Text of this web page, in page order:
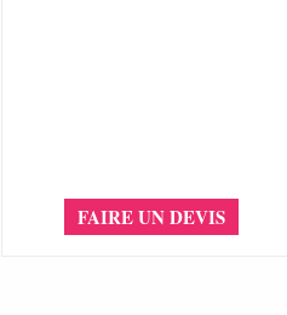
FAIRE UN DEVIS